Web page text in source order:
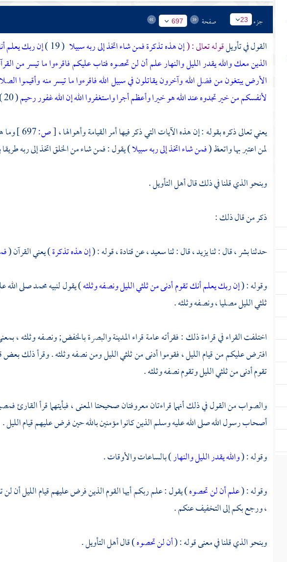
جزء 23 صفحة 697
القول في تأويلقوله تعالى : (إن هذه تذكرة فمن شاء اتخذ إلى ربه سبيلا ( 19 )
إن ربك يعلم
الذين معك والله يقدر الليل والنهار علم أن لن تحصوه فتاب عليكم فاقرءوا ما تيسر
الأرض يبتغون من فضل الله وآخرون يقاتلون في سبيل الله فاقرءوا ما تيسر منه وأقيموا
لأنفسكم من خير تجدوه عند الله هو خيرا وأعظم أجرا واستغفروا الله إن الله غفور رحيم( 20 ) )
يعني تعالى ذكره بقوله : إن هذه الآيات التي ذكر فيها أمر القيامة وأهوالها ،[ص:
وما
لمن اعتبر بها واتعظ (فمن شاء اتخذ إلى ربه سبيلا) يقول : فمن شاء من الخلق اتخذ إلى ربه طريقا
وبنحو الذي قلنا في ذلك قال أهل التأويل .
ذكر من قال ذلك :
حدثنابشر ،قال : ثنايزيد ،قال : ثناسعيد ،عنقتادة ،قوله : (إن هذه تذكرة) يعني القرآن (
وقوله : (إن ربك يعلم أنك تقوم أدنى من ثلثي الليل ونصفه وثلثه) يقول لنبيهمحمدصلى الله
ثلثي الليل مصليا ، ونصفه وثلثه .
اختلفت القراء في قراءة ذلك : فقرأته عامة قراءالمدينةوالبصرةبالخفض; ونصفه وثلثه ،
افترض عليكم من قيام الليل ، فقوموا أدنى من ثلثي الليل ومن نصفه وثلثه . وقرأ ذلك بعض
تقوم أدنى من ثلثي الليل وتقوم نصفه وثلثه .
والصواب من القول في ذلك أنهما قراءتان معروفتان صحيحتا المعنى ، فبأيتهما قرأ القارئ
أصحاب رسول الله صلى الله عليه وسلم الذين كانوا مؤمنين بالله حين فرض عليهم قيام الليل .
وقوله : (والله يقدر الليل والنهار) بالساعات والأوقات .
وقوله : (علم أن لن تحصوه) يقول : علم ربكم أيها القوم الذين فرض عليهم قيام الليل أن لن
، ورجع بكم إلى التخفيف عنكم .
وبنحو الذي قلنا في معنى قوله : (أن لن تحصوه) قال أهل التأويل .